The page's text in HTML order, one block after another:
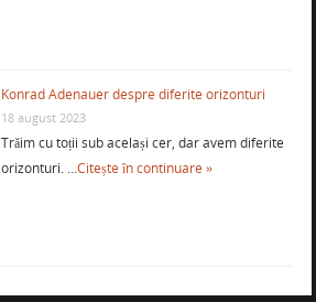
Konrad Adenauer despre diferite orizonturi
18 august 2023
Trăim cu toții sub același cer, dar avem diferite
orizonturi. …Citește în continuare »